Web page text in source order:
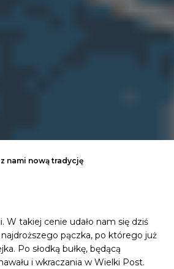
nami nową tradycję
W takiej cenie udało nam się dziś
pączka, po którego już
Po słodką bułkę, będącą
i wkraczania w Wielki Post.